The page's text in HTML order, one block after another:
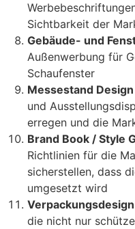
Sichtbarkeit der
Gebäude- und
Außenwerbung für
Schaufenster
Messestand Design
und
erregen und die
Brand Book / Style
Richtlinien für die
sicherstellen, dass
umgesetzt wird
Verpackungsdesign
die nicht nur